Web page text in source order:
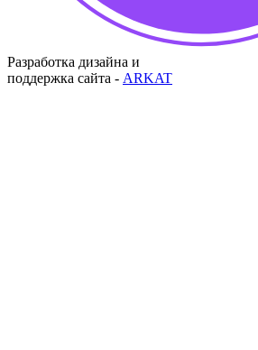
Разработка дизайна и
поддержка сайта - ARKAT